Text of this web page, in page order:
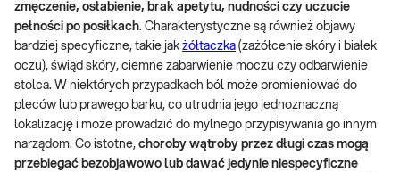
zmęczenie, osłabienie, brak apetytu, nudności czy uczucie
pełności po posiłkach. Charakterystyczne są również objawy
bardziej specyficzne, takie jak żółtaczka (zażółcenie skóry i białek
oczu), świąd skóry, ciemne zabarwienie moczu czy odbarwienie
stolca. W niektórych przypadkach ból może promieniować do
pleców lub prawego barku, co utrudnia jego jednoznaczną
lokalizację i może prowadzić do mylnego przypisywania go innym
narządom. Co istotne, choroby wątroby przez długi czas mogą
przebiegać bezobjawowo lub dawać jedynie niespecyficzne